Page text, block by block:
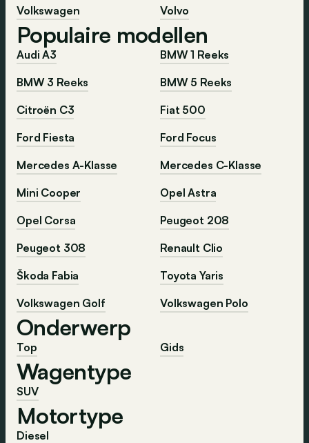
Volkswagen
Volvo
Populaire modellen
Audi A3
BMW 1 Reeks
BMW 3 Reeks
BMW 5 Reeks
Citroën C3
Fiat 500
Ford Fiesta
Ford Focus
Mercedes A-Klasse
Mercedes C-Klasse
Mini Cooper
Opel Astra
Opel Corsa
Peugeot 208
Peugeot 308
Renault Clio
Škoda Fabia
Toyota Yaris
Volkswagen Golf
Volkswagen Polo
Onderwerp
Top Gids
Wagentype
SUV
Motortype
Diesel